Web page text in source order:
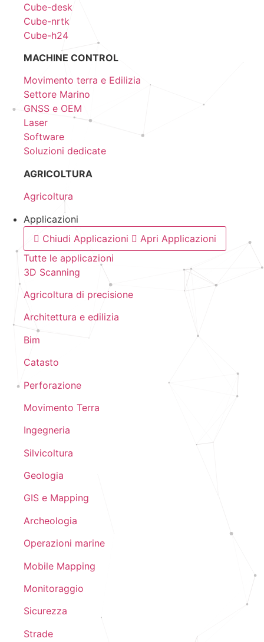
Cube-desk
Cube-nrtk
Cube-h24
MACHINE CONTROL
Movimento terra e Edilizia
Settore Marino
GNSS e OEM
Laser
Software
Soluzioni dedicate
AGRICOLTURA
Agricoltura
Applicazioni
Chiudi Applicazioni
Apri Applicazioni
Tutte le applicazioni
3D Scanning
Agricoltura di precisione
Architettura e edilizia
Bim
Catasto
Perforazione
Movimento Terra
Ingegneria
Silvicoltura
Geologia
GIS e Mapping
Archeologia
Operazioni marine
Mobile Mapping
Monitoraggio
Sicurezza
Strade